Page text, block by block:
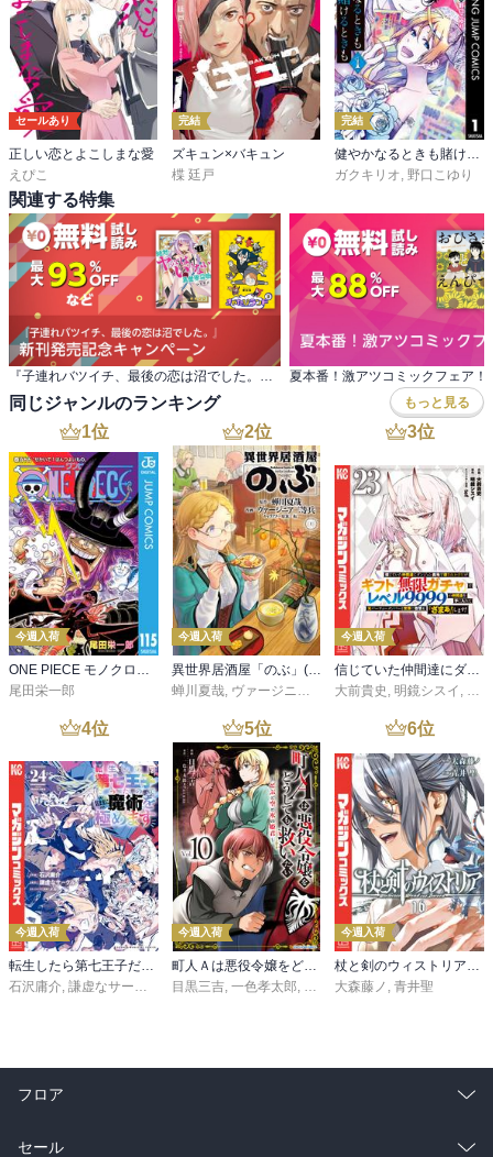
セールあり
正しい恋とよこしまな愛
えぴこ
完結
ズキュン×バキュン
楪 廷戸
完結
健やかなるときも賭けるときも
ガクキリオ, 野口こゆり
関連する特集
『子連れバツイチ、最後の恋は沼でした。』 新刊発売記念キャンペーン 夏本番！激アツコミックフェア！
同じジャンルのランキング もっと見る
1位
今週入荷
尾田栄一郎
2位
今週入荷
蝉川夏哉 ヴァージニア二等兵 ,転
3位
今週入荷
大前貴史 明鏡シスイ
4位
今週入荷
転生したら第七王子だったので、気ままに魔術を極めます（２４）
石沢庸介, 謙虚なサークル メル。
5位
今週入荷
町人Ａは悪役令嬢をどうしても救いたい ～どぶと空と氷の姫君～１０【電子書店共通特典イラスト付】
目黒三吉, 一色孝太郎, Parum
6位
今週入荷
杖と剣のウィストリア（１６）
大森藤ノ , 青井聖
フロア
総合
セール